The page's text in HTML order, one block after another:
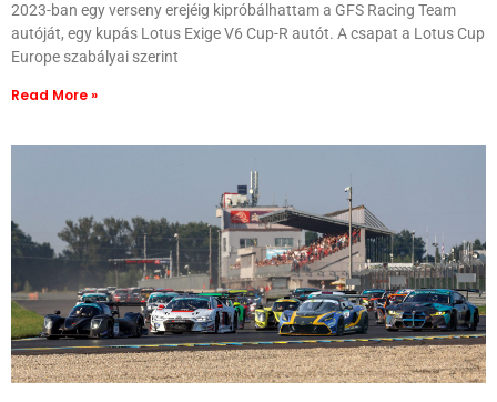
2023-ban egy verseny erejéig kipróbálhattam a GFS Racing Team
autóját, egy kupás Lotus Exige V6 Cup-R autót. A csapat a Lotus Cup
Europe szabályai szerint
Read More »